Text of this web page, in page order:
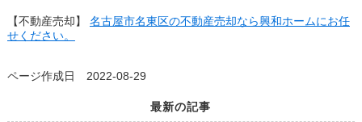
【不動産売却】 名古屋市名東区の不動産売却なら興和ホームにお任
せください。
ページ作成日 2022-08-29
最新の記事